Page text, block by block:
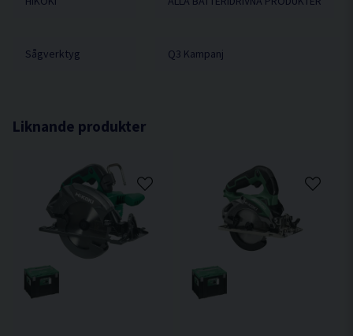
Ljudtrycksnivå dB(A) 91
Kapdjup v/45° 38 mm
Max geringsvinkel 45°
Utsugsadapter storlek
Innerdiameter 35mm
Ytterdiameter 39mm
Sågverktyg Q3 Kampanj
Liknande produkter